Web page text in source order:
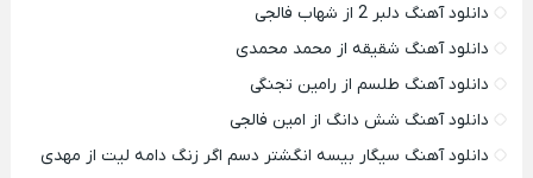
دانلود آهنگ دلبر 2 از شهاب فالجی
دانلود آهنگ شقیقه از محمد محمدی
دانلود آهنگ طلسم از رامین تجنگی
دانلود آهنگ شش دانگ از امین فالجی
دانلود آهنگ سیگار بیسه انگشتر دسم اگر زنگ دامه لیت از مهدی